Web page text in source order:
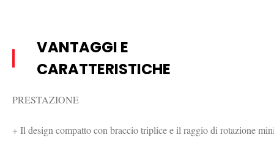
VANTAGGI E
CARATTERISTICHE
PRESTAZIONE
+ Il design compatto con braccio triplice e il raggio di rotazione